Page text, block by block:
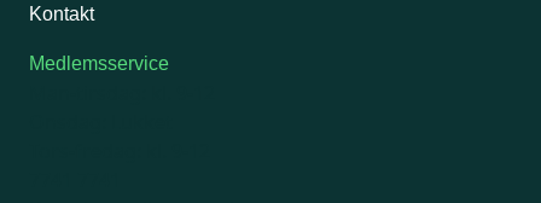
Kontakt
Medlemsservice